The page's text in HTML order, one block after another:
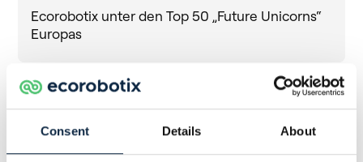
Consent Details About
Ecorobotix unter den Top 50 „Future Unicorns“
Europas
Nov. 18, 2024 NEWS
wird für herausragende Innovation und
Nachhaltigkeit geehrt